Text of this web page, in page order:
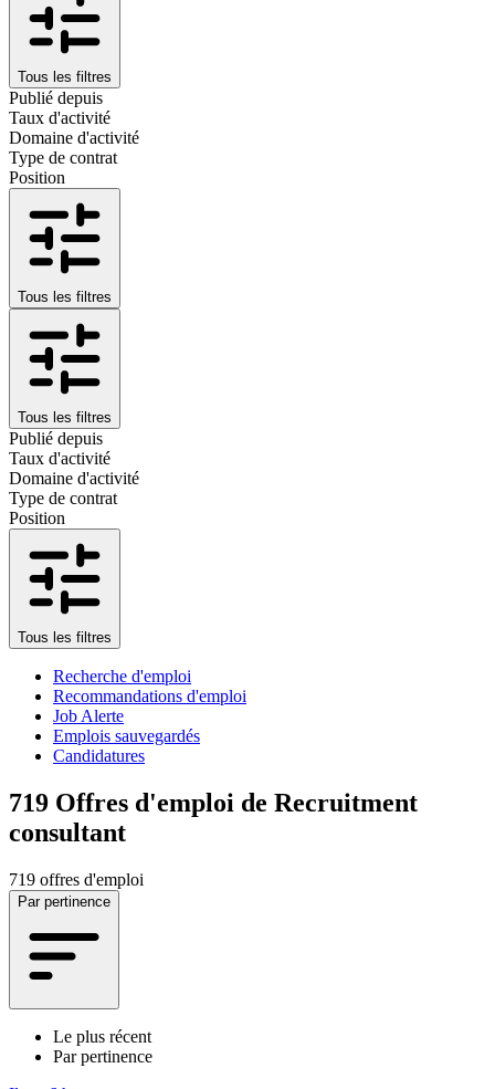
Tous les filtres
Publié depuis
Taux d'activité
Domaine d'activité
Type de contrat
Position
Tous les filtres
Tous les filtres
Publié depuis
Taux d'activité
Domaine d'activité
Type de contrat
Position
Tous les filtres
Recherche d'emploi
Recommandations d'emploi
Job Alerte
Emplois sauvegardés
Candidatures
719 Offres d'emploi de Recruitment
consultant
719 offres d'emploi
Par pertinence
Le plus récent
Par pertinence